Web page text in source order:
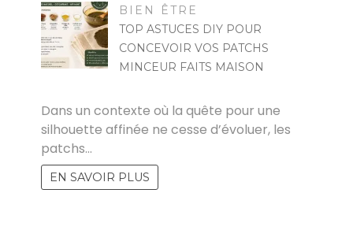
BIEN ÊTRE
TOP ASTUCES DIY POUR
CONCEVOIR VOS PATCHS
MINCEUR FAITS MAISON
Dans un contexte où la quête pour une
silhouette affinée ne cesse d’évoluer, les
patchs…
EN SAVOIR PLUS